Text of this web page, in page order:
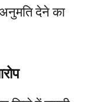
देने का